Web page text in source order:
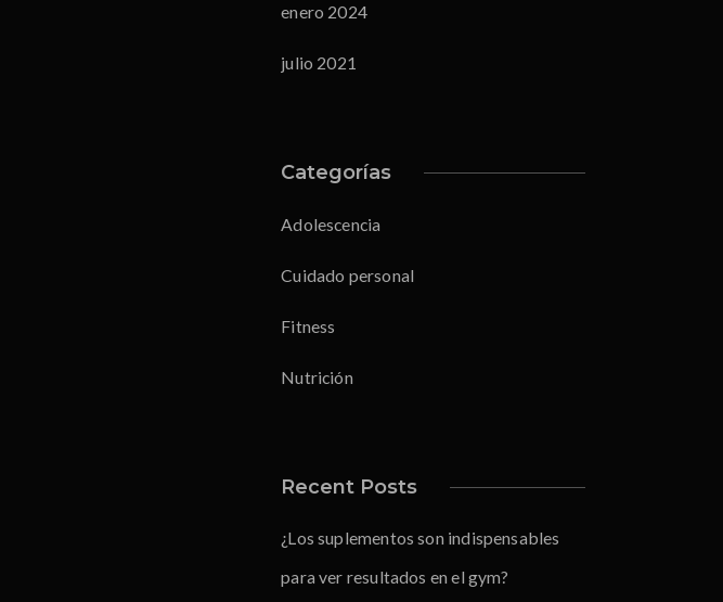
enero 2024
julio 2021
Categorías
Adolescencia
Cuidado personal
Fitness
Nutrición
Recent Posts
¿Los suplementos son indispensables
para ver resultados en el gym?